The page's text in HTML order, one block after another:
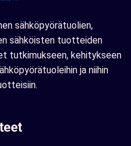
sähköpyörätuolien,
sähköisten tuotteiden
tutkimukseen, kehitykseen
ja niihin